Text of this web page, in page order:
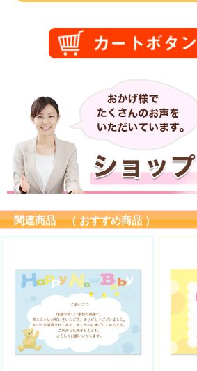
関連商品 （ おすすめ商品 ）